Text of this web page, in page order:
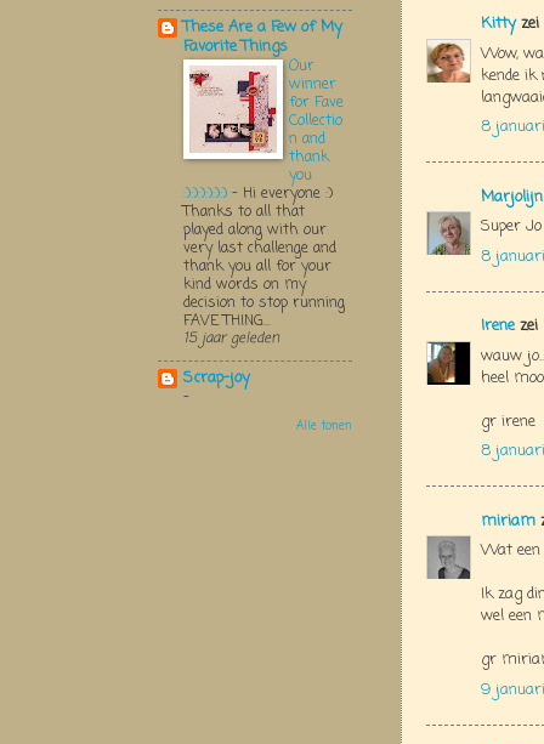
Kittyzei
Wow,
kende
8 januari
Super
8
Irenezei
wauw
heel
gr irene
8
miriam
Wat een
Ik zag
wel een
gr
9 januari
These Are a Few of My
Favorite Things
Our
winner
for Fave
Collectio
n and
thank
you
:):):):):):) - Hi everyone :)
Thanks to all that
played along with our
very last challenge and
thank you all for your
kind words on my
decision to stop running
FAVE THING...
15 jaar geleden
Scrap-joy
-
Alle tonen